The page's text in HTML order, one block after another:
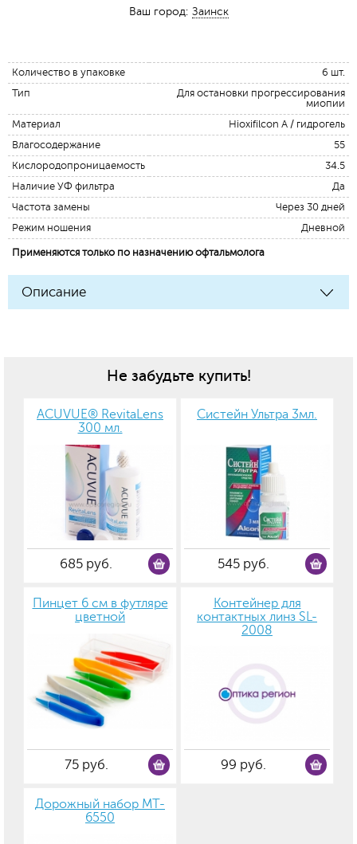
Ваш город: Заинск
Количество в упаковке
6 шт.
Тип
Для остановки прогрессирования
миопии
Материал
Hioxifilcon А / гидрогель
Влагосодержание
55
Кислородопроницаемость
34.5
Наличие УФ фильтра
Да
Частота замены
Через 30 дней
Режим ношения
Дневной
Применяются только по назначению офтальмолога
Описание
Не забудьте купить!
ACUVUE® RevitaLens
300 мл.
685 руб.
Систейн Ультра 3мл.
545 руб.
Пинцет 6 см в футляре
цветной
75 руб.
Контейнер для
контактных линз SL-
2008
99 руб.
Дорожный набор MT-
6550